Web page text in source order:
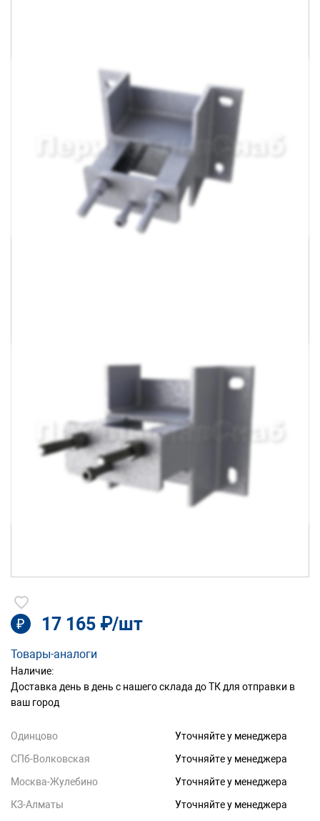
₽ 17 165 ₽/шт
Товары-аналоги
Наличие:
Доставка день в день с нашего склада до ТК для отправки в
ваш город
Одинцово
Уточняйте у менеджера
СПб-Волковская
Уточняйте у менеджера
Москва-Жулебино
Уточняйте у менеджера
КЗ-Алматы
Уточняйте у менеджера